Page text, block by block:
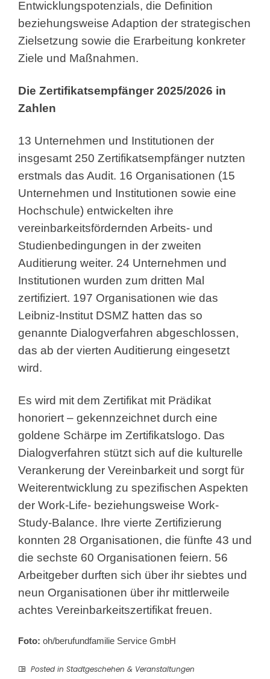
Entwicklungspotenzials, die Definition
beziehungsweise Adaption der strategischen
Zielsetzung sowie die Erarbeitung konkreter
Ziele und Maßnahmen.
Die Zertifikatsempfänger 2025/2026 in
Zahlen
13 Unternehmen und Institutionen der
insgesamt 250 Zertifikatsempfänger nutzten
erstmals das Audit. 16 Organisationen (15
Unternehmen und Institutionen sowie eine
Hochschule) entwickelten ihre
vereinbarkeitsfördernden Arbeits- und
Studienbedingungen in der zweiten
Auditierung weiter. 24 Unternehmen und
Institutionen wurden zum dritten Mal
zertifiziert. 197 Organisationen wie das
Leibniz-Institut DSMZ hatten das so
genannte Dialogverfahren abgeschlossen,
das ab der vierten Auditierung eingesetzt
wird.
Es wird mit dem Zertifikat mit Prädikat
honoriert – gekennzeichnet durch eine
goldene Schärpe im Zertifikatslogo. Das
Dialogverfahren stützt sich auf die kulturelle
Verankerung der Vereinbarkeit und sorgt für
Weiterentwicklung zu spezifischen Aspekten
der Work-Life- beziehungsweise Work-
Study-Balance. Ihre vierte Zertifizierung
konnten 28 Organisationen, die fünfte 43 und
die sechste 60 Organisationen feiern. 56
Arbeitgeber durften sich über ihr siebtes und
neun Organisationen über ihr mittlerweile
achtes Vereinbarkeitszertifikat freuen.
Foto: oh/berufundfamilie Service GmbH
Posted in Stadtgeschehen & Veranstaltungen